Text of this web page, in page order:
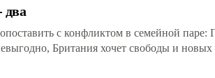
два
с конфликтом в семейной паре:
Британия хочет свободы и